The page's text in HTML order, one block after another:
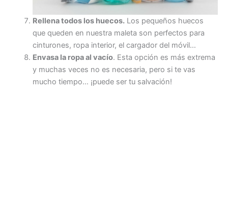
Rellena todos los huecos.Los pequeños huecos
que queden en nuestra maleta son perfectos para
cinturones, ropa interior, el cargador del móvil…
Envasa la ropa al vacío. Esta opción es más extrema
y muchas veces no es necesaria, pero si te vas
mucho tiempo… ¡puede ser tu salvación!